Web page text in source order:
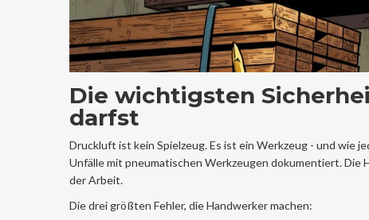
Die wichtigsten
darfst
Druckluft ist kein Spielzeug. Es ist ein Werkzeug - und wie
Unfälle mit pneumatischen Werkzeugen dokumentiert. Die
der Arbeit.
Die drei größten Fehler, die Handwerker machen: